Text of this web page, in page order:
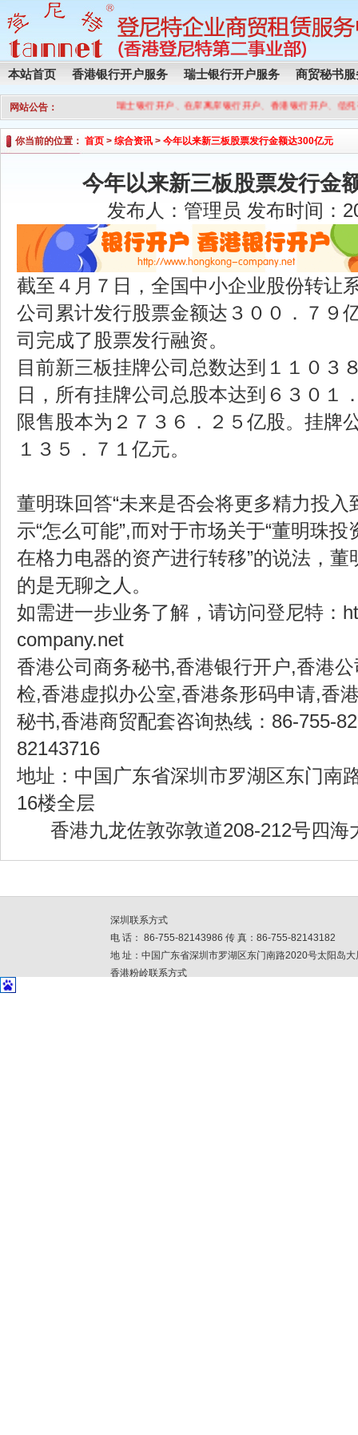
本站首页 香港银行开户服务 瑞士银行开户服务 商贸秘书服
网站公告： 瑞士银行开户、在岸离岸银行开户、香港银行开户、信
你当前的位置： 首页 > 综合资讯 > 今年以来新三板股票发行金额达300亿元
今年以来新三板股票发行金
发布人：管理员 发布时间：
截至４月７日，全国中小企业股份转让
公司累计发行股票金额达３００．７９
司完成了股票发行融资。
目前新三板挂牌公司总数达到１１０３
日，所有挂牌公司总股本达到６３０１
限售股本为２７３６．２５亿股。挂牌
１３５．７１亿元。
董明珠回答“未来是否会将更多精力投入
示“怎么可能”,而对于市场关于“董明珠
在格力电器的资产进行转移”的说法，董
的是无聊之人。
如需进一步业务了解，请访问登尼特：
company.net
香港公司商务秘书,香港银行开户,香港
检,香港虚拟办公室,香港条形码申请,香
秘书,香港商贸配套咨询热线：86-755-
82143716
地址：中国广东省深圳市罗湖区东门南
16楼全层
香港九龙佐敦弥敦道208-212号四海
深圳联系方式
电 话： 86-755-82143986 传 真：86-755-82143182
地 址：中国广东省深圳市罗湖区东门南路2020号太阳岛
香港粉岭联系方式